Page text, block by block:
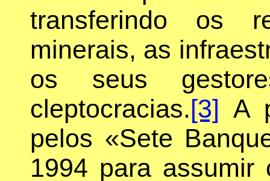
transferindo os
minerais, as
os seus
cleptocracias.[3] A
pelos «Sete
1994 para assumir